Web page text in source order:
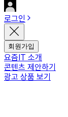
로그인
회원가입
요즘IT 소개
콘텐츠 제안하기
광고 상품 보기